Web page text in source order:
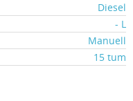
Diesel
- L
Manuell
15 tum